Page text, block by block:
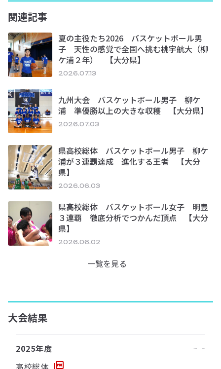
関連記事
夏の主役たち2026 バスケットボール男
子 天性の感覚で全国へ挑む桃宇航大（柳
ケ浦２年） 【大分県】
2026.07.13
九州大会 バスケットボール男子 柳ケ
浦 準優勝以上の大きな収穫 【大分県】
2026.07.03
県高校総体 バスケットボール男子 柳ケ
浦が３連覇達成 進化する王者 【大分
県】
2026.06.03
県高校総体 バスケットボール女子 明豊
３連覇 徹底分析でつかんだ頂点 【大分
県】
2026.06.02
一覧を見る
大会結果
2025年度
高校総体